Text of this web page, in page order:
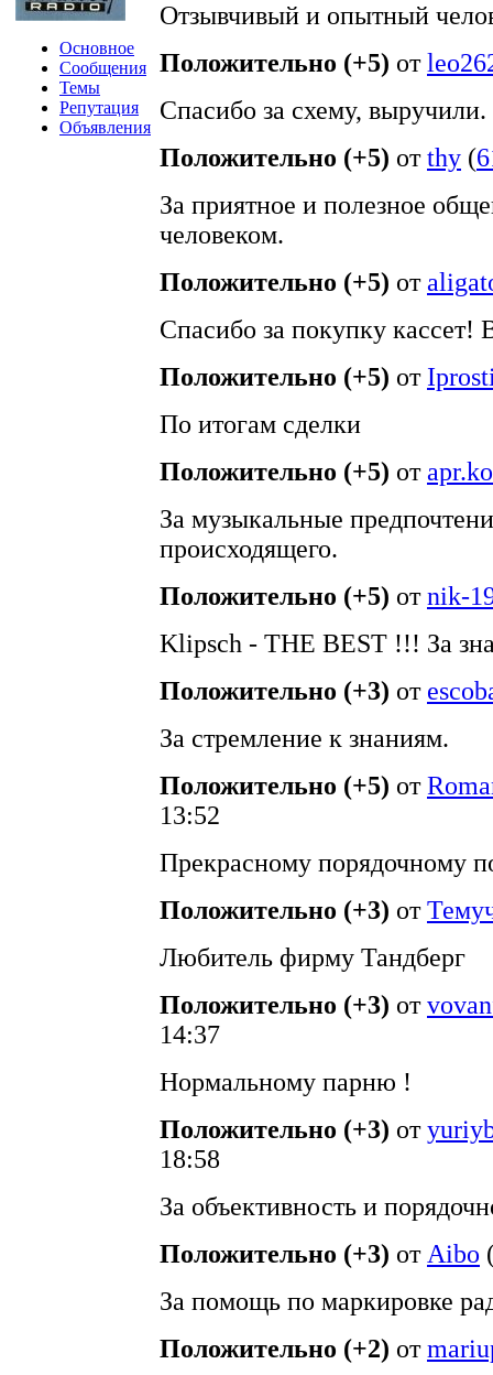
Основное
Сообщения
Темы
Репутация
Объявления
Отзывчивый и опытный
Положительно (+5) от
Спасибо за схему, выручили.
Положительно (+5) отthy (
За приятное и полезное
человеком.
Положительно (+5) от
Спасибо за покупку кассет!
Положительно (+5) от
По итогам сделки
Положительно (+5) от
За музыкальные
происходящего.
Положительно (+5) отnik-
Klipsch - THE BEST !!! За
Положительно (+3) от
За стремление к знаниям.
Положительно (+5) от
13:52
Прекрасному порядочному
Положительно (+3) от
Любитель фирму Тандберг
Положительно (+3) от
14:37
Нормальному парню !
Положительно (+3) от
18:58
За объективность и
Положительно (+3) от Aibo
За помощь по маркировке
Положительно (+2) от